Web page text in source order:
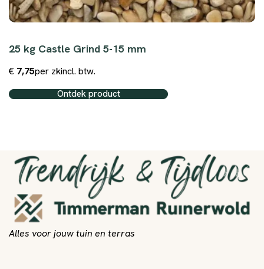
25 kg Castle Grind 5-15 mm
€ 7,75per zkincl. btw.
Ontdek product
Alles voor jouw tuin en terras